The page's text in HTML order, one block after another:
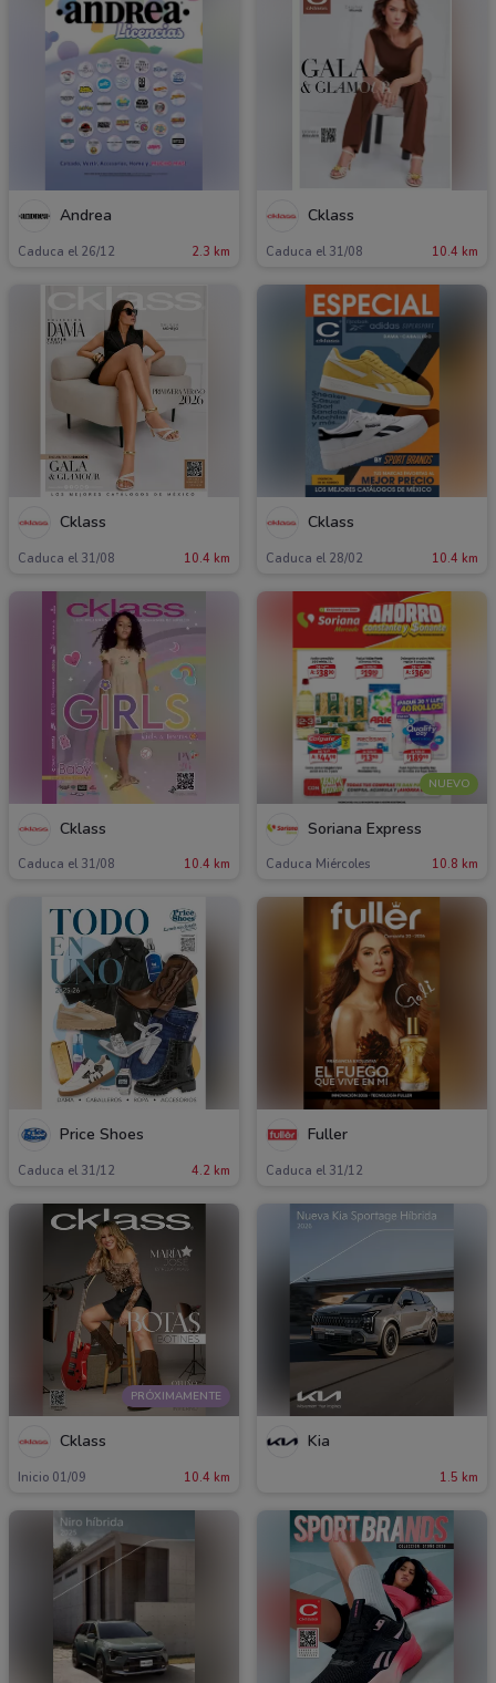
Andrea
Caduca el 26/12 2.3 km
Cklass
Caduca el 31/08 10.4 km
Cklass
Caduca el 31/08 10.4 km
Cklass
Caduca el 28/02 10.4 km
Cklass
Caduca el 31/08 10.4 km
NUEVO
Soriana Express
Caduca Miércoles 10.8 km
Price Shoes
Caduca el 31/12 4.2 km
Fuller
Caduca el 31/12
PRÓXIMAMENTE
Cklass
Inicio 01/09 10.4 km
Kia
1.5 km